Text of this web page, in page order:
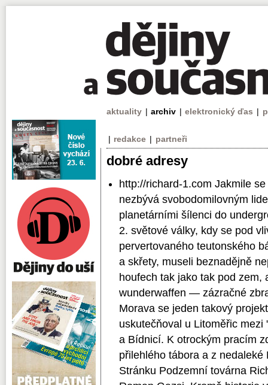
aktuality | archiv | elektronický ďas |
| redakce | partneři
dobré adresy
http://richard-1.com Jakmile
nezbývá svobodomilovným
planetárními šílenci do
2. světové války, kdy se pod
pervertovaného teutonského
a skřety, museli beznadějně
houfech tak jako tak pod zem,
wunderwaffen — zázračné
Morava se jeden takový
uskutečňoval u Litoměřic
a Bídnicí. K otrockým pracím
přilehlého tábora a z nedaleké
Stránku Podzemní továrna